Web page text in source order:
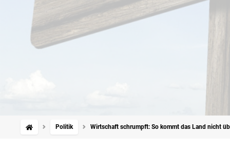
Politik Wirtschaft schrumpft: So kommt das Land nicht